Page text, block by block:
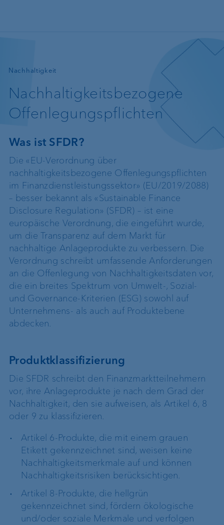
Nachhaltigkeit
—
Nachhaltigkeitsbezogene
Offenlegungspflichten
Was ist SFDR?
Die «EU-Verordnung über
nachhaltigkeitsbezogene Offenlegungspflichten
im Finanzdienstleistungssektor» (EU/2019/2088)
– besser bekannt als «Sustainable Finance
Disclosure Regulation» (SFDR) – ist eine
europäische Verordnung, die eingeführt wurde,
um die Transparenz auf dem Markt für
nachhaltige Anlageprodukte zu verbessern. Die
Verordnung schreibt umfassende Anforderungen
an die Offenlegung von Nachhaltigkeitsdaten vor,
die ein breites Spektrum von Umwelt-, Sozial-
und Governance-Kriterien (ESG) sowohl auf
Unternehmens- als auch auf Produktebene
abdecken.
Produktklassifizierung
Die SFDR schreibt den Finanzmarktteilnehmern
vor, ihre Anlageprodukte je nach dem Grad der
Nachhaltigkeit, den sie aufweisen, als Artikel 6, 8
oder 9 zu klassifizieren.
Artikel 6-Produkte, die mit einem grauen
Etikett gekennzeichnet sind, weisen keine
Nachhaltigkeitsmerkmale auf und können
Nachhaltigkeitsrisiken berücksichtigen.
Artikel 8-Produkte, die hellgrün
gekennzeichnet sind, fördern ökologische
und/oder soziale Merkmale und verfolgen